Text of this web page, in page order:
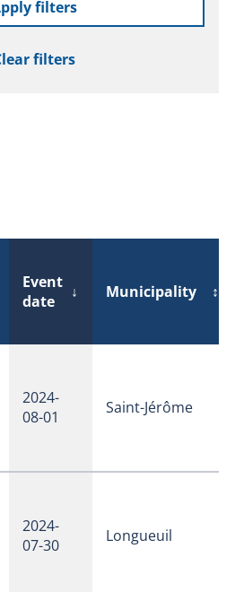
filters
filters
Event
date
↓ Municipality ↕
2024-
08-01
Saint-Jérôme
2024-
07-30
Longueuil